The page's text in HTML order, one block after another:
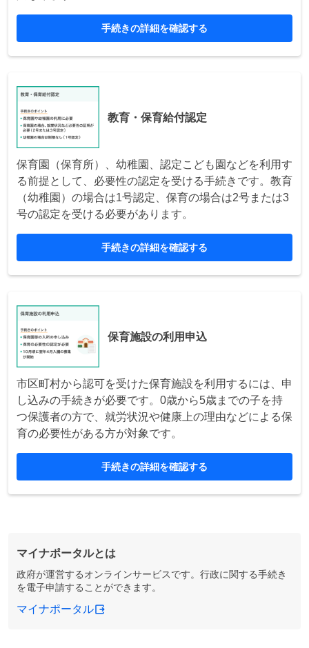
手続きの詳細を確認する
教育・保育給付認定
保育園（保育所）、幼稚園、認定こども園などを利用す
る前提として、必要性の認定を受ける手続きです。教育
（幼稚園）の場合は1号認定、保育の場合は2号または3
号の認定を受ける必要があります。
手続きの詳細を確認する
保育施設の利用申込
市区町村から認可を受けた保育施設を利用するには、申
し込みの手続きが必要です。0歳から5歳までの子を持
つ保護者の方で、就労状況や健康上の理由などによる保
育の必要性がある方が対象です。
手続きの詳細を確認する
マイナポータルとは
政府が運営するオンラインサービスです。行政に関する手続き
を電子申請することができます。
マイナポータル